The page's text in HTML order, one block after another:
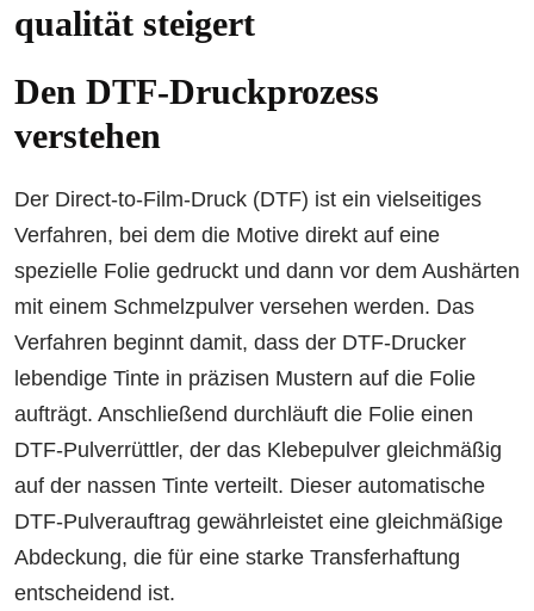
qualität steigert
Den DTF-Druckprozess
verstehen
Der Direct-to-Film-Druck (DTF) ist ein vielseitiges
Verfahren, bei dem die Motive direkt auf eine
spezielle Folie gedruckt und dann vor dem Aushärten
mit einem Schmelzpulver versehen werden. Das
Verfahren beginnt damit, dass der DTF-Drucker
lebendige Tinte in präzisen Mustern auf die Folie
aufträgt. Anschließend durchläuft die Folie einen
DTF-Pulverrüttler, der das Klebepulver gleichmäßig
auf der nassen Tinte verteilt. Dieser automatische
DTF-Pulverauftrag gewährleistet eine gleichmäßige
Abdeckung, die für eine starke Transferhaftung
entscheidend ist.